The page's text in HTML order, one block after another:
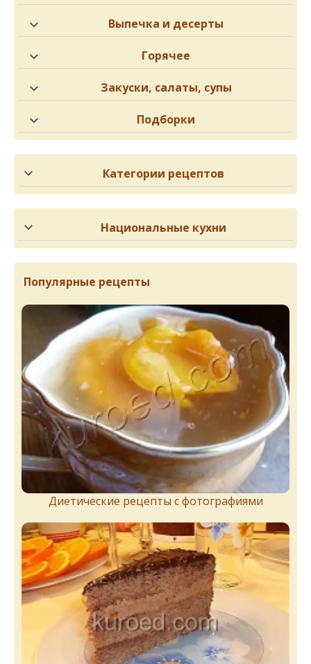
Выпечка и десерты
Горячее
Закуски, салаты, супы
Подборки
Категории рецептов
Национальные кухни
Популярные рецепты
Диетические рецепты с фотографиями